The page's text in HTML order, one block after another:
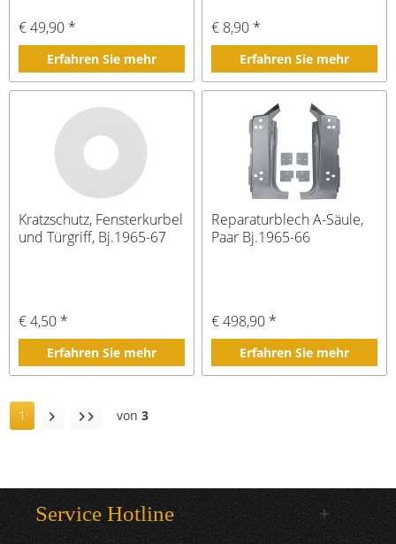
€ 49,90 *
Erfahren Sie mehr
€ 8,90 *
Erfahren Sie mehr
Kratzschutz, Fensterkurbel
und Türgriff, Bj.1965-67
€ 4,50 *
Erfahren Sie mehr
Reparaturblech A-Säule,
Paar Bj.1965-66
€ 498,90 *
Erfahren Sie mehr
1 von 3
Service Hotline